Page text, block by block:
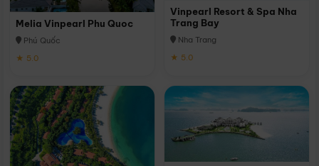
Melia Vinpearl Phu Quoc
Phú Quốc
★ 5.0
Vinpearl Resort & Spa Nha
Trang Bay
Nha Trang
★ 5.0